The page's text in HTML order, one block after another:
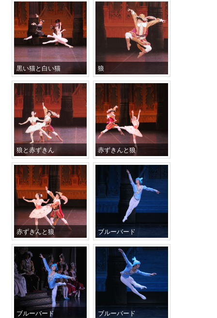
黒い猫と白い猫 狼
狼と赤ずきん 赤ずきんと狼
赤ずきんと狼 ブルーバード
ブルーバード ブルーバード